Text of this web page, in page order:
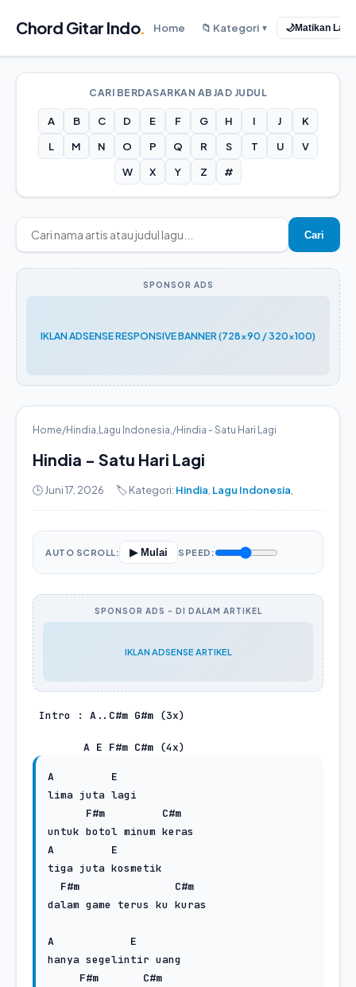
Chord Gitar Indo. Home 📁 Kategori ▼ 🌙Matikan
CARI BERDASARKAN ABJAD JUDUL
A B C D E F G H I J
K
L
M N O P Q R S T U
V
W
X Y Z #
Cari
SPONSOR ADS
IKLAN ADSENSE RESPONSIVE BANNER (728x90 / 320x100)
Home/Hindia, Lagu Indonesia,/Hindia - Satu Hari Lagi
Hindia - Satu Hari Lagi
🕒 Juni 17, 2026 🏷️ Kategori: Hindia Lagu Indonesia
AUTO SCROLL: ▶ Mulai SPEED:
SPONSOR ADS - DI DALAM ARTIKEL
IKLAN ADSENSE ARTIKEL
Intro : A .. C#m G#m (3x)
A E F#m C#m (4x)
A
E
lima juta lagi
F#m
C#m
A
E
tiga juta kosmetik
F#m
C#m
dalam game terus ku kuras
A
E
hanya segelintir uang
F#m
C#m